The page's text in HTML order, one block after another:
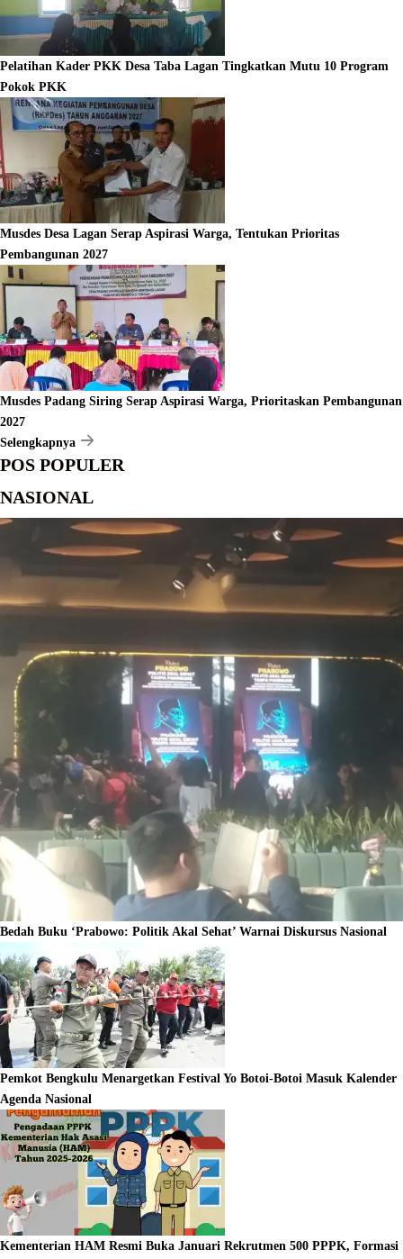
Pelatihan Kader PKK Desa Taba Lagan Tingkatkan Mutu 10 Program
Pokok PKK
Musdes Desa Lagan Serap Aspirasi Warga, Tentukan Prioritas
Pembangunan 2027
Musdes Padang Siring Serap Aspirasi Warga, Prioritaskan Pembangunan
2027
Selengkapnya
POS POPULER
NASIONAL
Bedah Buku ‘Prabowo: Politik Akal Sehat’ Warnai Diskursus Nasional
Pemkot Bengkulu Menargetkan Festival Yo Botoi-Botoi Masuk Kalender
Agenda Nasional
Kementerian HAM Resmi Buka Januari Rekrutmen 500 PPPK, Formasi